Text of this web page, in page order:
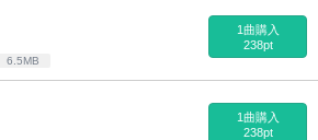
6.5MB
1曲購入
238pt
1曲購入
238pt